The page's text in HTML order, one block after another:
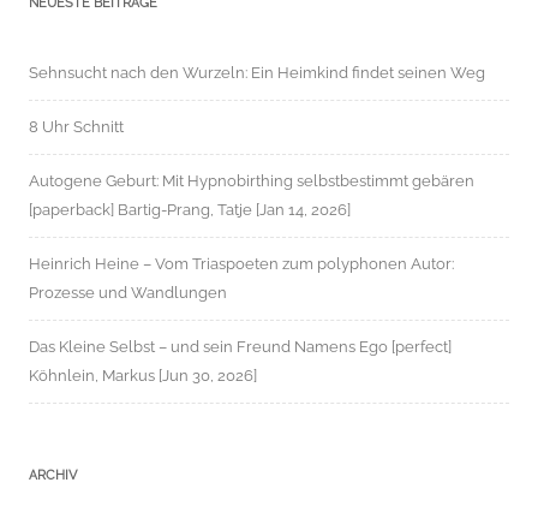
NEUESTE BEITRÄGE
Sehnsucht nach den Wurzeln: Ein Heimkind findet seinen Weg
8 Uhr Schnitt
Autogene Geburt: Mit Hypnobirthing selbstbestimmt gebären
[paperback] Bartig-Prang, Tatje [Jan 14, 2026]
Heinrich Heine – Vom Triaspoeten zum polyphonen Autor:
Prozesse und Wandlungen
Das Kleine Selbst – und sein Freund Namens Ego [perfect]
Köhnlein, Markus [Jun 30, 2026]
ARCHIV